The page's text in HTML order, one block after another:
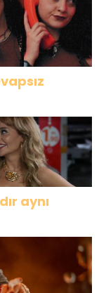
aynı